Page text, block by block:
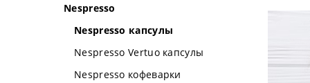
Nespresso
Nespresso капсулы
Nespresso Vertuo капсулы
Nespresso кофеварки